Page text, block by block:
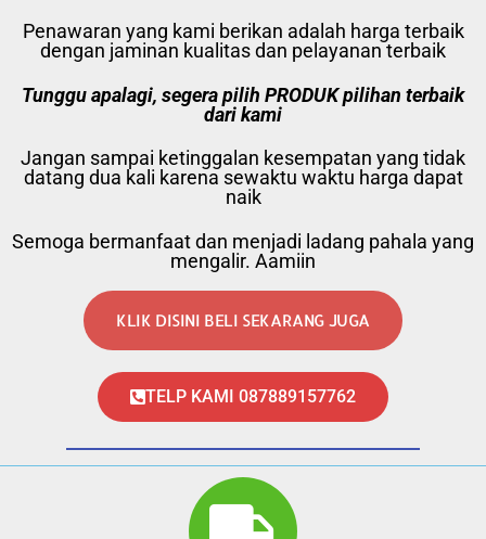
Penawaran yang kami berikan adalah harga terbaik
dengan jaminan kualitas dan pelayanan terbaik
Tunggu apalagi, segera pilih PRODUK pilihan terbaik
dari kami
Jangan sampai ketinggalan kesempatan yang tidak
datang dua kali karena sewaktu waktu harga dapat
naik
Semoga bermanfaat dan menjadi ladang pahala yang
mengalir. Aamiin
KLIK DISINI BELI SEKARANG JUGA
TELP KAMI 087889157762